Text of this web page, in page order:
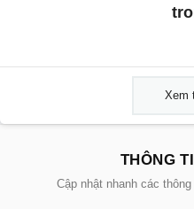
Xem
THÔNG
Cập nhật nhanh các